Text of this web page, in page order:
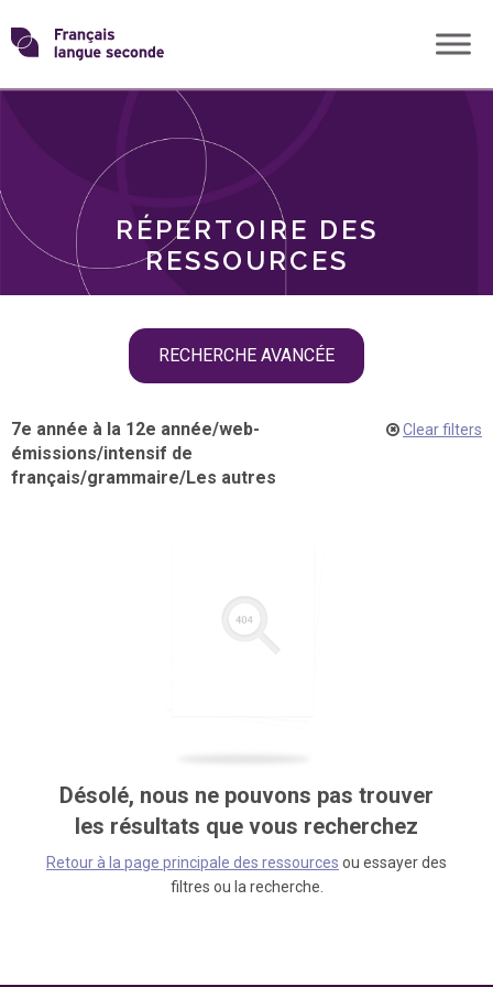
Skip
toTransformons
langue
RÉPERTOIRE DES
RESSOURCES
RECHERCHE AVANCÉE
THÈMES
7e année à la 12e année/web-
émissions/intensif de
français/grammaire/Les autres
Clear filters
Désolé, nous ne pouvons pas trouver
les résultats que vous recherchez
Retour à la page principale des ressources ou essayer des
filtres ou la recherche.